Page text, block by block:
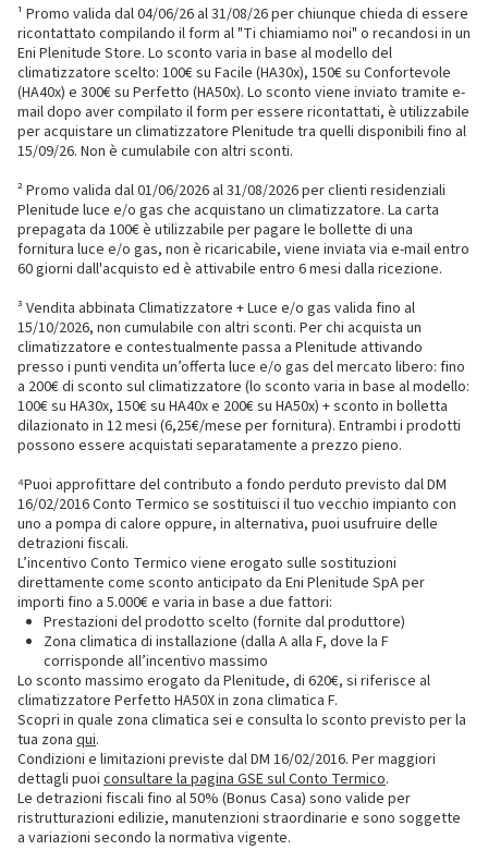
¹ Promo valida dal 04/06/26 al 31/08/26 per chiunque chieda di essere
ricontattato compilando il form al "Ti chiamiamo noi" o recandosi in un
Eni Plenitude Store. Lo sconto varia in base al modello del
climatizzatore scelto: 100€ su Facile (HA30x), 150€ su Confortevole
(HA40x) e 300€ su Perfetto (HA50x). Lo sconto viene inviato tramite e-
mail dopo aver compilato il form per essere ricontattati, è utilizzabile
per acquistare un climatizzatore Plenitude tra quelli disponibili fino al
15/09/26. Non è cumulabile con altri sconti.
² Promo valida dal 01/06/2026 al 31/08/2026 per clienti residenziali
Plenitude luce e/o gas che acquistano un climatizzatore. La carta
prepagata da 100€ è utilizzabile per pagare le bollette di una
fornitura luce e/o gas, non è ricaricabile, viene inviata via e-mail entro
60 giorni dall'acquisto ed è attivabile entro 6 mesi dalla ricezione.
³ Vendita abbinata Climatizzatore + Luce e/o gas valida fino al
15/10/2026, non cumulabile con altri sconti. Per chi acquista un
climatizzatore e contestualmente passa a Plenitude attivando
presso i punti vendita un’offerta luce e/o gas del mercato libero: fino
a 200€ di sconto sul climatizzatore (lo sconto varia in base al modello:
100€ su HA30x, 150€ su HA40x e 200€ su HA50x) + sconto in bolletta
dilazionato in 12 mesi (6,25€/mese per fornitura). Entrambi i prodotti
possono essere acquistati separatamente a prezzo pieno.
⁴Puoi approfittare del contributo a fondo perduto previsto dal DM
16/02/2016 Conto Termico se sostituisci il tuo vecchio impianto con
uno a pompa di calore oppure, in alternativa, puoi usufruire delle
detrazioni fiscali.
L’incentivo Conto Termico viene erogato sulle sostituzioni
direttamente come sconto anticipato da Eni Plenitude SpA per
importi fino a 5.000€ e varia in base a due fattori:
Prestazioni del prodotto scelto (fornite dal produttore)
Zona climatica di installazione (dalla A alla F, dove la F
corrisponde all’incentivo massimo
Lo sconto massimo erogato da Plenitude, di 620€, si riferisce al
climatizzatore Perfetto HA50X in zona climatica F.
Scopri in quale zona climatica sei e consulta lo sconto previsto per la
tua zona qui.
Condizioni e limitazioni previste dal DM 16/02/2016. Per maggiori
dettagli puoi consultare la pagina GSE sul Conto Termico.
Le detrazioni fiscali fino al 50% (Bonus Casa) sono valide per
ristrutturazioni edilizie, manutenzioni straordinarie e sono soggette
a variazioni secondo la normativa vigente.